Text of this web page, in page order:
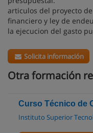
articulos del proyecto
financiero y ley de
la ejecucion del gasto
Solicita información
Otra formación
Curso Técnico de
Instituto Superior